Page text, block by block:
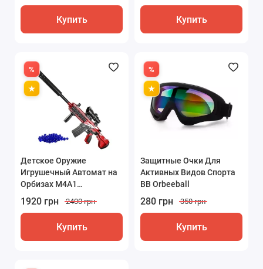
Купить Купить
Детское Оружие
Игрушечный Автомат на
Орбизах M4A1
Аккумуляторный +
Глушитель + Оптика
Красный 80 см
1920 грн 2400 грн
Купить
Защитные Очки Для
Активных Видов Спорта
BB Orbeeball
280 грн 350 грн
Купить